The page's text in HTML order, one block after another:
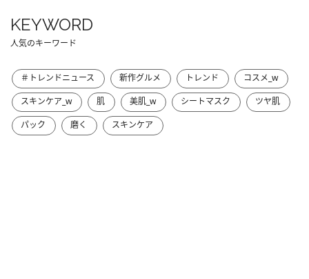
KEYWORD
人気のキーワード
＃トレンドニュース 新作グルメ トレンド
コスメ_w
スキンケア_w
肌 美肌_w シートマスク
ツヤ肌
パック
磨く スキンケア